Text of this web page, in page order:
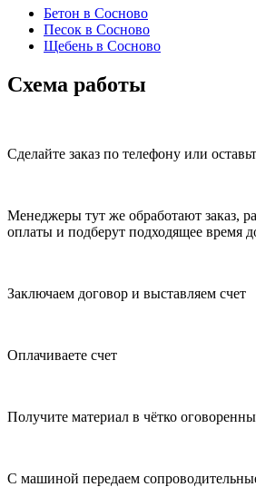
Бетон в Сосново
Песок в Сосново
Щебень в Сосново
Схема работы
Сделайте заказ по телефону или
Менеджеры тут же обработают заказ,
оплаты и подберут подходящее время
Заключаем договор и выставляем счет
Оплачиваете счет
Получите материал в чётко
С машиной передаем